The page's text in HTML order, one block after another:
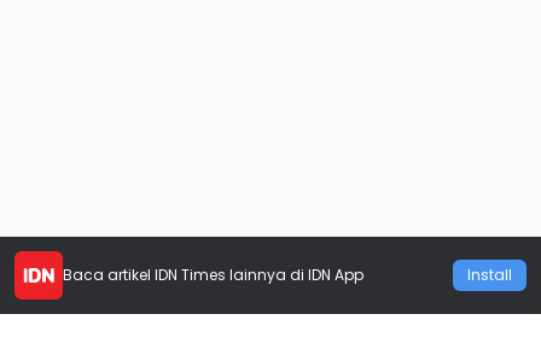
Baca artikel IDN Times lainnya di IDN App Install